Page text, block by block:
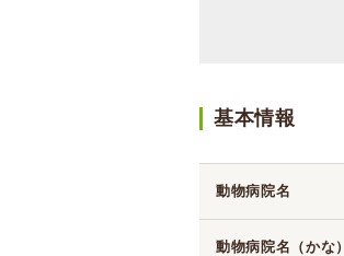
基本情報
動物病院名
動物病院名（かな）